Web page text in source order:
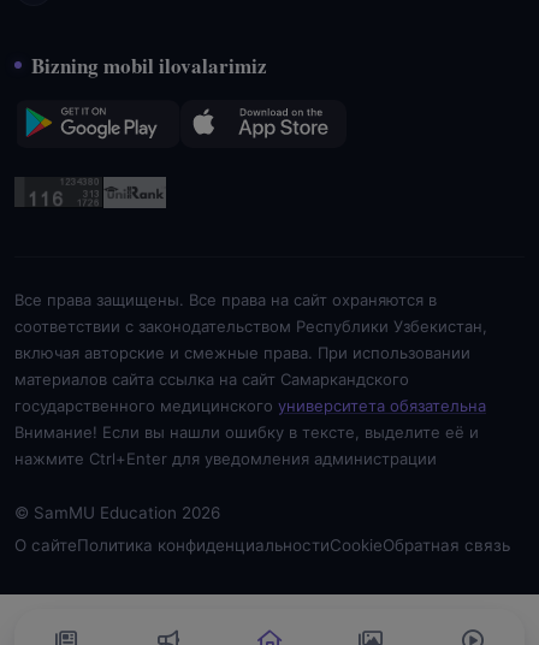
Bizning mobil ilovalarimiz
Все права защищены. Все права на сайт охраняются в
соответствии с законодательством Республики Узбекистан,
включая авторские и смежные права. При использовании
материалов сайта ссылка на сайт Самаркандского
государственного медицинского университета обязательна
Внимание! Если вы нашли ошибку в тексте, выделите её и
нажмите Ctrl+Enter для уведомления администрации
© SamMU Education 2026
О сайтеПолитика конфиденциальностиCookieОбратная связь